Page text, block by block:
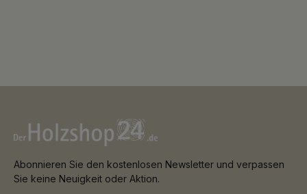
Abonnieren Sie den kostenlosen Newsletter und verpassen
Sie keine Neuigkeit oder Aktion.